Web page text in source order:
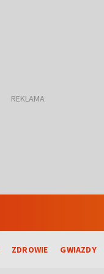
ZDROWIE GWIAZDY